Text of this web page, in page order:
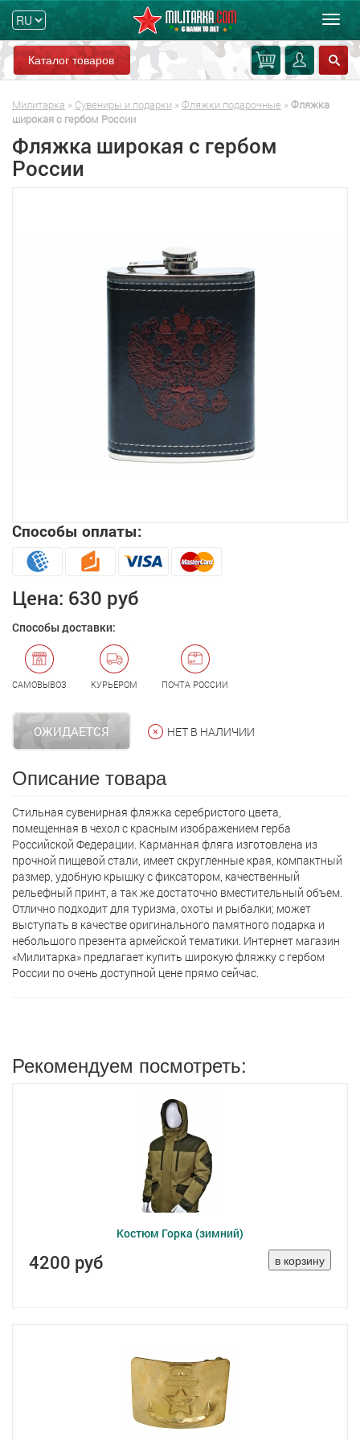
Каталог товаров
Милитарка » Сувениры и подарки » Фляжки подарочные » Фляжка
широкая с гербом России
Фляжка широкая с гербом
России
Способы оплаты:
Цена: 630 руб
Способы доставки:
САМОВЫВОЗ КУРЬЕРОМ ПОЧТА РОССИИ
ОЖИДАЕТСЯ НЕТ В НАЛИЧИИ
Описание товара
Стильная сувенирная фляжка серебристого цвета,
помещенная в чехол с красным изображением герба
Российской Федерации. Карманная фляга изготовлена из
прочной пищевой стали, имеет скругленные края, компактный
размер, удобную крышку с фиксатором, качественный
рельефный принт, а так же достаточно вместительный объем.
Отлично подходит для туризма, охоты и рыбалки; может
выступать в качестве оригинального памятного подарка и
небольшого презента армейской тематики. Интернет магазин
«Милитарка» предлагает кyпить широкую фляжку с гербом
России по очень доступной цене прямо сейчас.
Рекомендуем посмотреть:
Костюм Горка (зимний)
4200 руб